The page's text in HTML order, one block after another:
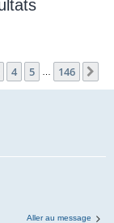
c
4 5 146
Aller au message